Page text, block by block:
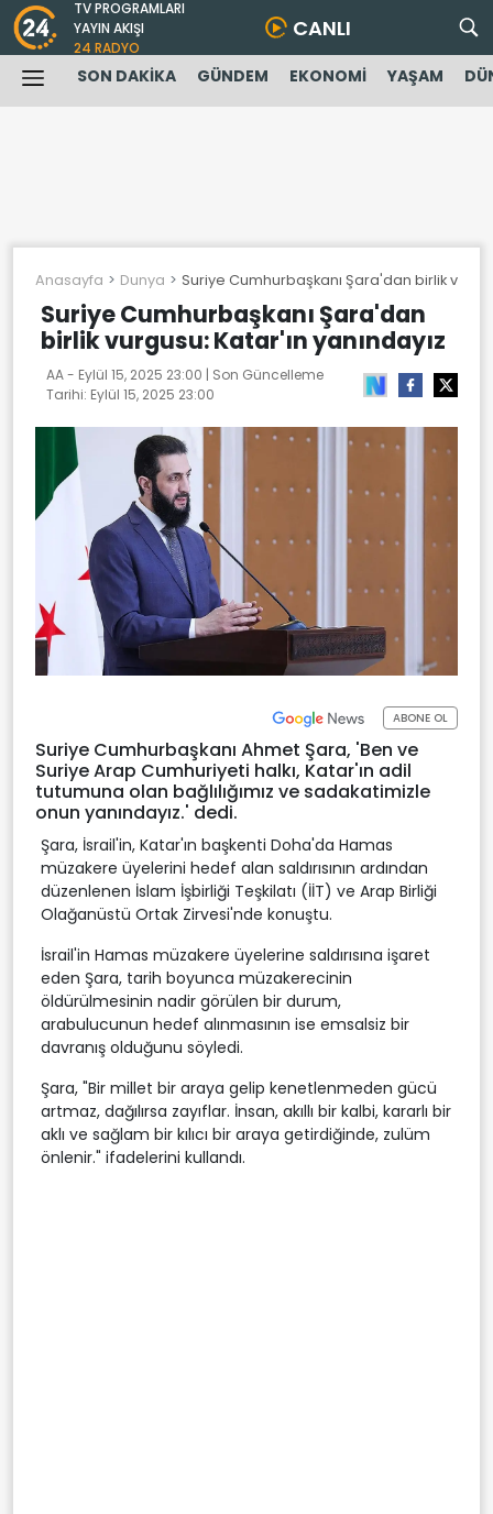
TV PROGRAMLARI
YAYIN AKIŞI
24 RADYO
CANLI
SON DAKİKA GÜNDEM EKONOMİ YAŞAM
Anasayfa Dunya Suriye Cumhurbaşkanı Şara'dan birlik
Suriye Cumhurbaşkanı Şara'dan
birlik vurgusu: Katar'ın yanındayız
AA - Eylül 15, 2025 23:00 | Son Güncelleme
Tarihi: Eylül 15, 2025 23:00
ABONE OL
Suriye Cumhurbaşkanı Ahmet Şara, 'Ben ve
Suriye Arap Cumhuriyeti halkı, Katar'ın adil
tutumuna olan bağlılığımız ve sadakatimizle
onun yanındayız.' dedi.
Şara, İsrail'in, Katar'ın başkenti Doha'da Hamas
müzakere üyelerini hedef alan saldırısının ardından
düzenlenen İslam İşbirliği Teşkilatı (İİT) ve Arap Birliği
Olağanüstü Ortak Zirvesi'nde konuştu.
İsrail'in Hamas müzakere üyelerine saldırısına işaret
eden Şara, tarih boyunca müzakerecinin
öldürülmesinin nadir görülen bir durum,
arabulucunun hedef alınmasının ise emsalsiz bir
davranış olduğunu söyledi.
Şara, "Bir millet bir araya gelip kenetlenmeden gücü
artmaz, dağılırsa zayıflar. İnsan, akıllı bir kalbi, kararlı bir
aklı ve sağlam bir kılıcı bir araya getirdiğinde, zulüm
önlenir." ifadelerini kullandı.